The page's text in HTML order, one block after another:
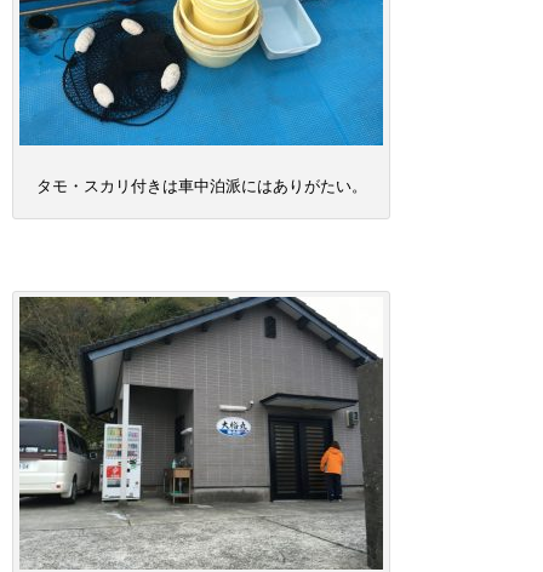
タモ・スカリ付きは車中泊派にはありがたい。